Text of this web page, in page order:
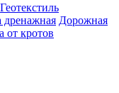
Геотекстиль
дренажная Дорожная
от кротов